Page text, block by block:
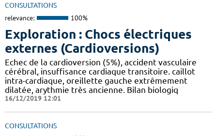
CONSULTATIONS
relevance: 100%
Exploration : Chocs électriques
externes (Cardioversions)
Echec de la cardioversion (5%), accident vasculaire
cérébral, insuffisance cardiaque transitoire. caillot
intra-cardiaque, oreillette gauche extrêmement
dilatée, arythmie très ancienne. Bilan biologiq
16/12/2019 12:01
CONSULTATIONS